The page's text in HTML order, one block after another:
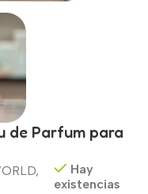
de Parfum para
,
Hay
existencias